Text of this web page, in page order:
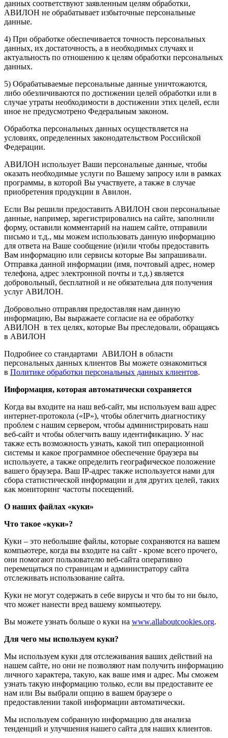
данных соответствуют заявленным целям обработки,
АВИЛОН не обрабатывает избыточные персональные
данные.
4) При обработке обеспечивается точность персональных
данных, их достаточность, а в необходимых случаях и
актуальность по отношению к целям обработки персональных
данных.
5) Обрабатываемые персональные данные уничтожаются,
либо обезличиваются по достижении целей обработки или в
случае утраты необходимости в достижении этих целей, если
иное не предусмотрено Федеральным законом.
Обработка персональных данных осуществляется на
условиях, определенных законодательством Российской
Федерации.
АВИЛОН использует Ваши персональные данные, чтобы
оказать необходимые услуги по Вашему запросу или в рамках
программы, в которой Вы участвуете, а также в случае
приобретения продукции в Авилон.
Если Вы решили предоставить АВИЛОН свои персональные
данные, например, зарегистрировались на сайте, заполнили
форму, оставили комментарий на нашем сайте, отправили
письмо и т.д., мы можем использовать данную информацию
для ответа на Ваше сообщение (и)или чтобы предоставить
Вам информацию или сервисы которые Вы запрашивали.
Отправка данной информации (имя, почтовый адрес, номер
телефона, адрес электронной почты и т.д.) является
добровольный, бесплатной и не обязательна для получения
услуг АВИЛОН.
Добровольно отправляя предоставляя нам данную
информацию, Вы выражаете согласие на ее обработку
АВИЛОН в тех целях, которые Вы преследовали, обращаясь
в АВИЛОН
Подробнее со стандартами АВИЛОН в области
персональных данных клиентов Вы можете ознакомиться
в Политике обработки персональных данных клиентов.
Информация, которая автоматически сохраняется
Когда вы входите на наш веб-сайт, мы используем ваш адрес
интернет-протокола («IP»), чтобы облегчить диагностику
проблем с нашим сервером, чтобы администрировать наш
веб-сайт и чтобы облегчить вашу идентификацию. У нас
также есть возможность узнать, какой тип операционной
системы и какое программное обеспечение браузера вы
используете, а также определить географическое положение
вашего браузера. Ваш IP-адрес также используется нами для
сбора статистической информации и для других целей, таких
как мониторинг частоты посещений.
О наших файлах «куки»
Что такое «куки»?
Куки – это небольшие файлы, которые сохраняются на вашем
компьютере, когда вы входите на сайт - кроме всего прочего,
они помогают пользователю веб-сайта оперативно
перемещаться по страницам и администратору сайта
отслеживать использование сайта.
Куки не могут содержать в себе вирусы и что бы то ни было,
что может нанести вред вашему компьютеру.
Вы можете узнать больше о куки на www.allaboutcookies.org.
Для чего мы используем куки?
Мы используем куки для отслеживания ваших действий на
нашем сайте, но они не позволяют нам получить информацию
личного характера, такую, как ваше имя и адрес. Мы сможем
узнать такую информацию только, если вы предоставите ее
нам или Вы выбрали опцию в вашем браузере о
предоставлении такой информации автоматически.
Мы используем собранную информацию для анализа
тенденций и улучшения нашего сайта для наших клиентов.